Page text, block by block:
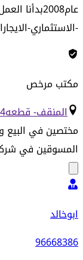
-الاستثماري-
مكتب مرخص
المنقف- قطعه4 - مجمع الدويخ
مختصين في البيع
المسوقين في
ابوخالد
96668386